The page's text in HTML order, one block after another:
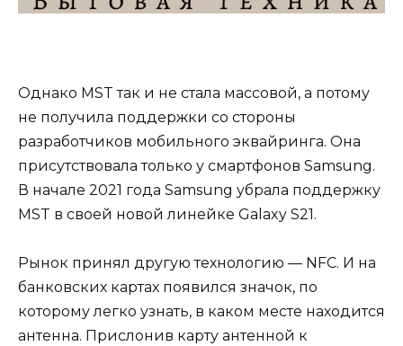
Однако MST так и не стала массовой, а потому
не получила поддержки со стороны
разработчиков мобильного эквайринга. Она
присутствовала только у смартфонов Samsung.
В начале 2021 года Samsung убрала поддержку
MST в своей новой линейке Galaxy S21.
Рынок принял другую технологию — NFC. И на
банковских картах появился значок, по
которому легко узнать, в каком месте находится
антенна. Прислонив карту антенной к